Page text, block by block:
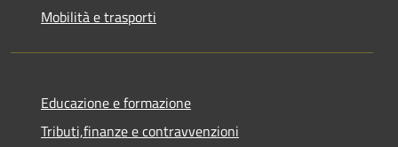
Mobilità e trasporti
Educazione e formazione
Tributi,finanze e contravvenzioni